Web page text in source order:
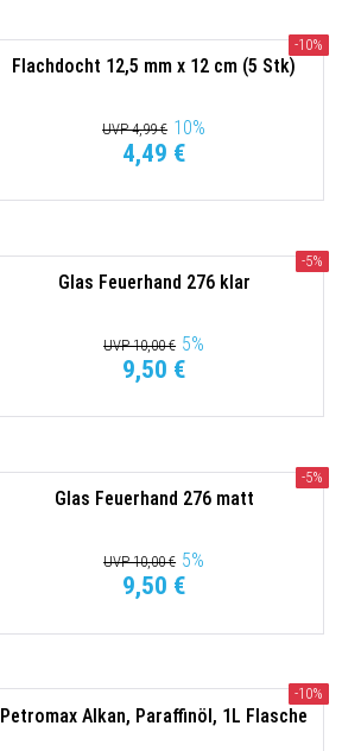
-10%
Flachdocht 12,5 mm x 12 cm (5 Stk)
UVP 4,99 € 10%
4,49 €
-5%
Glas Feuerhand 276 klar
UVP 10,00 € 5%
9,50 €
-5%
Glas Feuerhand 276 matt
UVP 10,00 € 5%
9,50 €
-10%
Petromax Alkan, Paraffinöl, 1L Flasche